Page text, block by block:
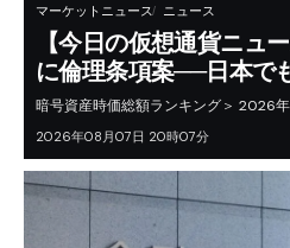
マーケットニュース ニュース
【今日の仮想通貨ニュ
に倫理条項案──日本で
暗号資産時価総額ランキング＞ 2026
2026年08月07日 20時07分